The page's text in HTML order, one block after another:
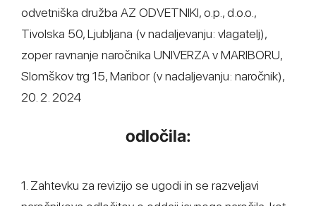
odvetniška družba AZ ODVETNIKI, o.p., d.o.o.,
Tivolska 50, Ljubljana (v nadaljevanju: vlagatelj),
zoper ravnanje naročnika UNIVERZA v MARIBORU,
Slomškov trg 15, Maribor (v nadaljevanju: naročnik),
20. 2. 2024
odločila:
1. Zahtevku za revizijo se ugodi in se razveljavi